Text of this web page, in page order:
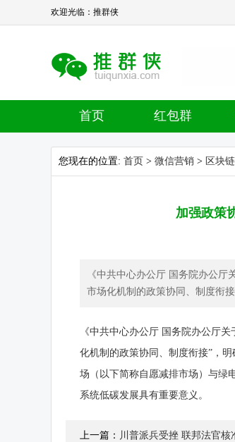
欢迎光临：推群侠
首页 红包群
您现在的位置: 首页 > 微信营销 > 区块链
加强政策
《中共中心办公厅 国务院办公
市场化机制的政策协同、制度衔
《中共中心办公厅 国务院办公厅
化机制的政策协同、制度衔接”，
场（以下简称自愿减排市场）与绿
系统低碳发展具有重要意义。
上一篇： 川普派兵受挫 联邦法官核